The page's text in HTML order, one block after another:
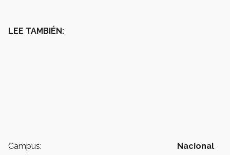
LEE TAMBIÉN:
Campus: Nacional